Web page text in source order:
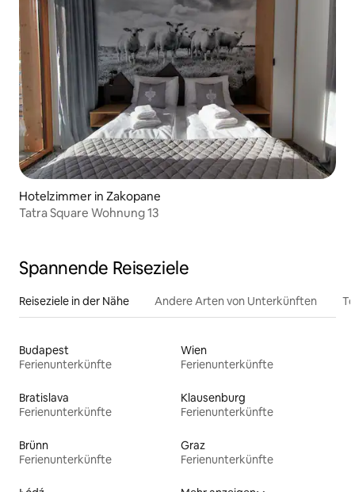
Hotelzimmer in Zakopane
Tatra Square Wohnung 13
Spannende Reiseziele
Reiseziele in der Nähe Andere Arten von Unterkünften
Budapest
Ferienunterkünfte
Wien
Ferienunterkünfte
Bratislava
Ferienunterkünfte
Klausenburg
Ferienunterkünfte
Brünn
Ferienunterkünfte
Graz
Ferienunterkünfte